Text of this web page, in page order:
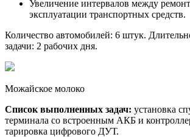
Увеличение интервалов между
эксплуатации транспортных средств.
Количество автомобилей: 6 штук.
задачи: 2 рабочих дня.
Можайское молоко
Список выполненных задач: установка
терминала со встроенным АКБ и
тарировка цифрового ДУТ.